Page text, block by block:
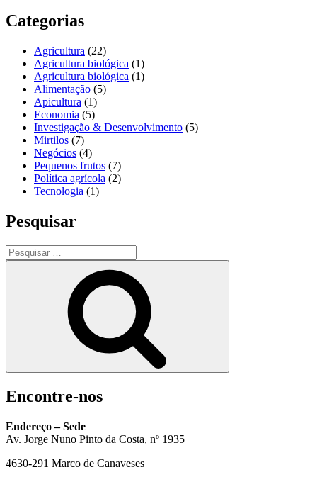
Categorias
Agricultura (22)
Agricultura biológica (1)
Agricultura biológica (1)
Alimentação (5)
Apicultura (1)
Economia (5)
Investigação & Desenvolvimento (5)
Mirtilos (7)
Negócios (4)
Pequenos frutos (7)
Política agrícola (2)
Tecnologia (1)
Pesquisar
Pesquisar
por:
Encontre-nos
Endereço – Sede
Av. Jorge Nuno Pinto da Costa, nº 1935
4630-291 Marco de Canaveses